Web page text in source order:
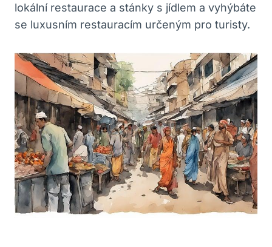
lokální ‌restaurace a stánky s jídlem a ​vyhýbáte
se luxusním‍ restauracím určeným ⁤pro turisty.